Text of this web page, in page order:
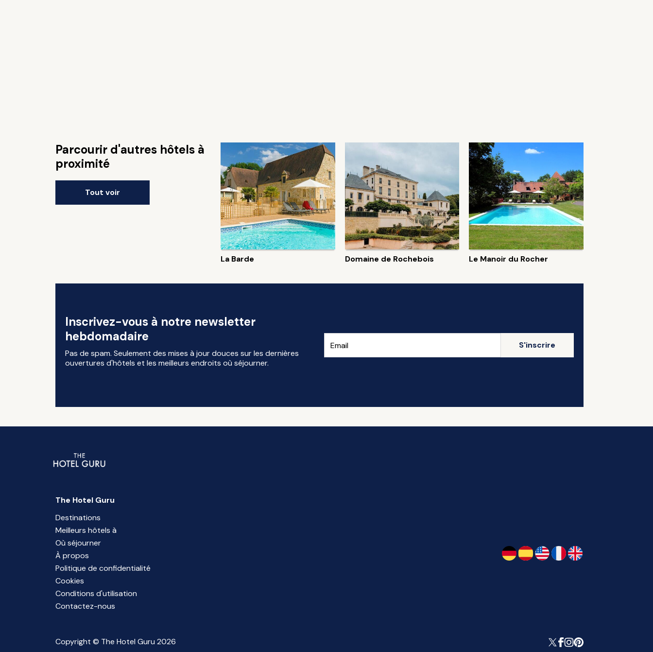
Parcourir d'autres hôtels à
proximité
Tout voir
La Barde Domaine de Rochebois Le Manoir du Rocher
Inscrivez-vous à notre newsletter
hebdomadaire
Pas de spam. Seulement des mises à jour douces sur les dernières
ouvertures d'hôtels et les meilleurs endroits où séjourner.
S'inscrire
The Hotel Guru
Destinations
Meilleurs hôtels à
Où séjourner
À propos
Politique de confidentialité
Cookies
Conditions d'utilisation
Contactez-nous
Copyright © The Hotel Guru 2026